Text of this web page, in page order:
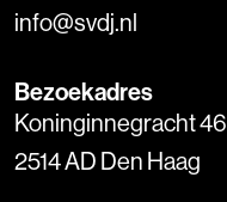
info@svdj.nl
Bezoekadres
Koninginnegracht 46
2514 AD Den Haag